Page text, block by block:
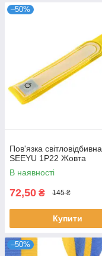
–50%
Пов'язка світловідбивна
SEEYU 1P22 Жовта
В наявності
72,50 ₴ 145 ₴
Купити
–50%